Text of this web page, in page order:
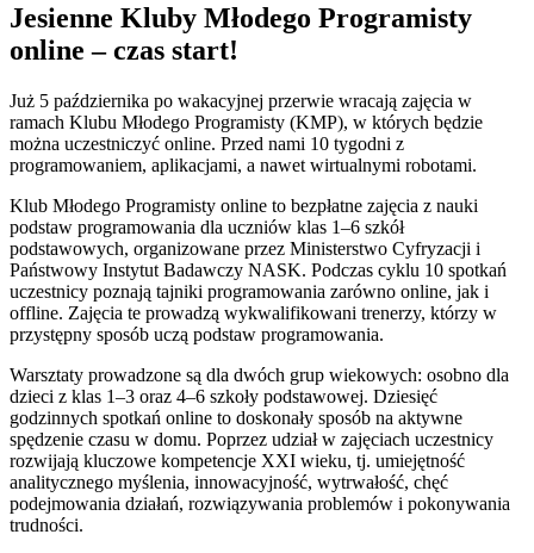
Jesienne Kluby Młodego Programisty
online – czas start!
Już 5 października po wakacyjnej przerwie wracają zajęcia w
ramach Klubu Młodego Programisty (KMP), w których będzie
można uczestniczyć online. Przed nami 10 tygodni z
programowaniem, aplikacjami, a nawet wirtualnymi robotami.
Klub Młodego Programisty online to bezpłatne zajęcia z nauki
podstaw programowania dla uczniów klas 1–6 szkół
podstawowych, organizowane przez Ministerstwo Cyfryzacji i
Państwowy Instytut Badawczy NASK. Podczas cyklu 10 spotkań
uczestnicy poznają tajniki programowania zarówno online, jak i
offline. Zajęcia te prowadzą wykwalifikowani trenerzy, którzy w
przystępny sposób uczą podstaw programowania.
Warsztaty prowadzone są dla dwóch grup wiekowych: osobno dla
dzieci z klas 1–3 oraz 4–6 szkoły podstawowej. Dziesięć
godzinnych spotkań online to doskonały sposób na aktywne
spędzenie czasu w domu. Poprzez udział w zajęciach uczestnicy
rozwijają kluczowe kompetencje XXI wieku, tj. umiejętność
analitycznego myślenia, innowacyjność, wytrwałość, chęć
podejmowania działań, rozwiązywania problemów i pokonywania
trudności.